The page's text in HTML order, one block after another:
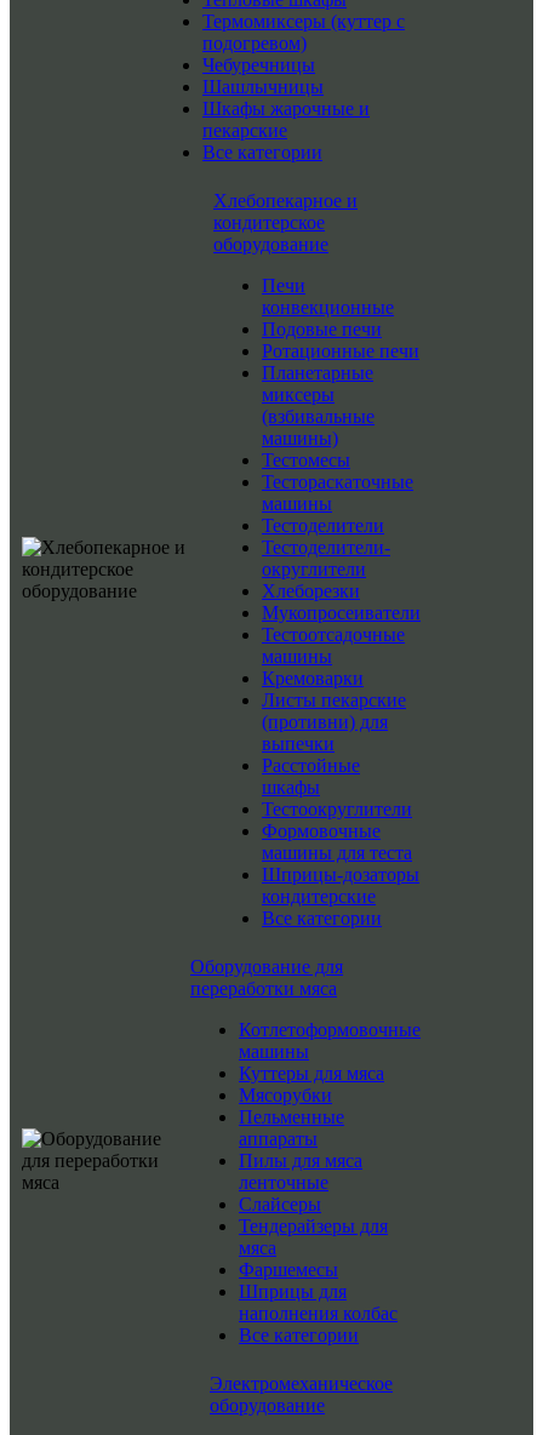
Термомиксеры (куттер с
подогревом)
Чебуречницы
Шашлычницы
Шкафы жарочные и
пекарские
Все категории
Хлебопекарное и
кондитерское
оборудование
Печи
конвекционные
Подовые печи
Ротационные печи
Планетарные
миксеры
(взбивальные
машины)
Тестомесы
Тестораскаточные
машины
Тестоделители
Тестоделители-
округлители
Хлеборезки
Мукопросеиватели
Тестоотсадочные
машины
Кремоварки
Листы пекарские
(противни) для
выпечки
Расстойные
шкафы
Тестоокруглители
Формовочные
машины для теста
Шприцы-дозаторы
кондитерские
Все категории
Оборудование для
переработки мяса
Котлетоформовочные
машины
Куттеры для мяса
Мясорубки
Пельменные
аппараты
Пилы для мяса
ленточные
Слайсеры
Тендерайзеры для
мяса
Фаршемесы
Шприцы для
наполнения колбас
Все категории
Электромеханическое
оборудование